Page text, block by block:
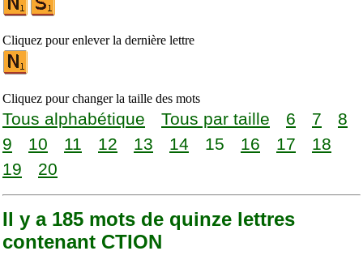
Cliquez pour enlever la dernière lettre
Cliquez pour changer la taille des mots
Tous alphabétique Tous par taille 6 7
8
9
10 11 12 13 14 15 16 17
18
19
20
Il y a 185 mots de quinze lettres
contenant CTION